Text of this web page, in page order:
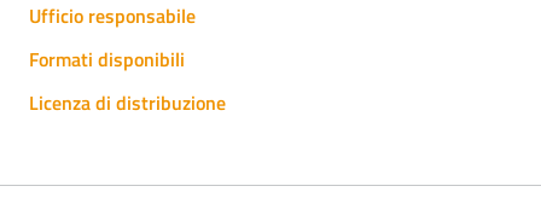
Ufficio responsabile
Formati disponibili
Licenza di distribuzione